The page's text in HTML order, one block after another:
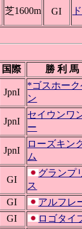
芝1600m GI
国際 勝 利 馬
JpnI
*ゴスホー
ン
JpnI
セイウンワ
ー
JpnI
ローズキン
ム
GI
グランプ
ス
GI
アルフレ
GI ロゴタイ